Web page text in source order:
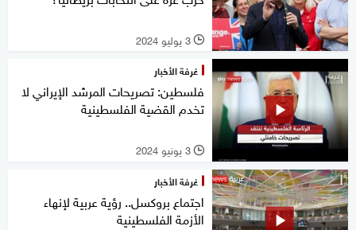
l 3 يوليو 2024
غرفة الأخبار
فلسطين: تصريحات المرشد الإيراني لا
تخدم القضية الفلسطينية
l 3 يونيو 2024
غرفة الأخبار
اجتماع بروكسل.. رؤية عربية لإنهاء
الأزمة الفلسطينية